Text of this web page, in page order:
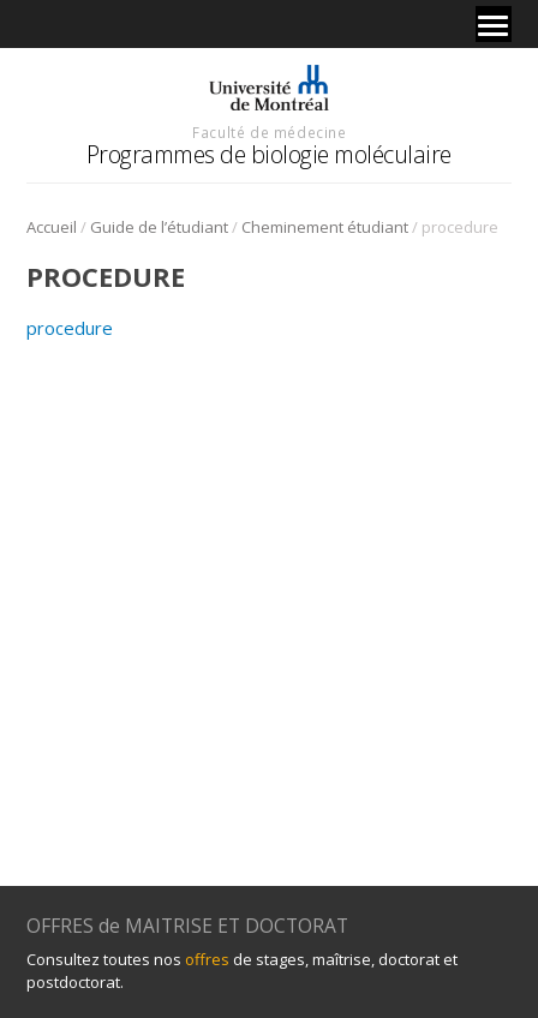
Faculté de médecine
Programmes de biologie moléculaire
Accueil / Guide de l’étudiant/ Cheminement étudiant/ procedure
PROCEDURE
procedure
OFFRES de MAITRISE ET DOCTORAT
Consultez toutes nos offres de stages, maîtrise, doctorat et
postdoctorat.